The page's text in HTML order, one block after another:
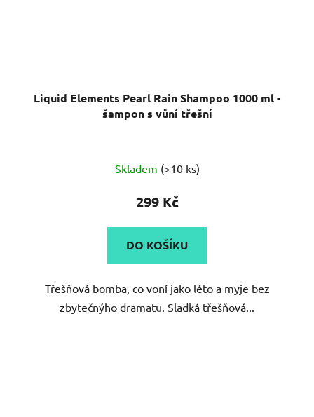
Liquid Elements Pearl Rain Shampoo 1000 ml -
šampon s vůní třešní
Skladem (>10 ks)
299 Kč
DO KOŠÍKU
Třešňová bomba, co voní jako léto a myje bez
zbytečnýho dramatu. Sladká třešňová...